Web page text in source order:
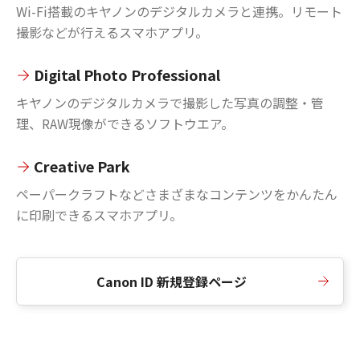
Wi-Fi搭載のキヤノンのデジタルカメラと連携。リモート
撮影などが行えるスマホアプリ。
Digital Photo Professional
キヤノンのデジタルカメラで撮影した写真の調整・管
理、RAW現像ができるソフトウエア。
Creative Park
ペーパークラフトなどさまざまなコンテンツをかんたん
に印刷できるスマホアプリ。
Canon ID 新規登録ページ